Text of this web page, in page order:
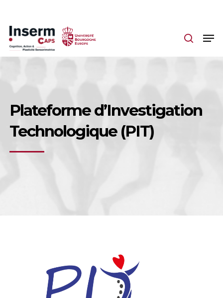
main
content
Plateforme d’Investigation
Technologique (PIT)